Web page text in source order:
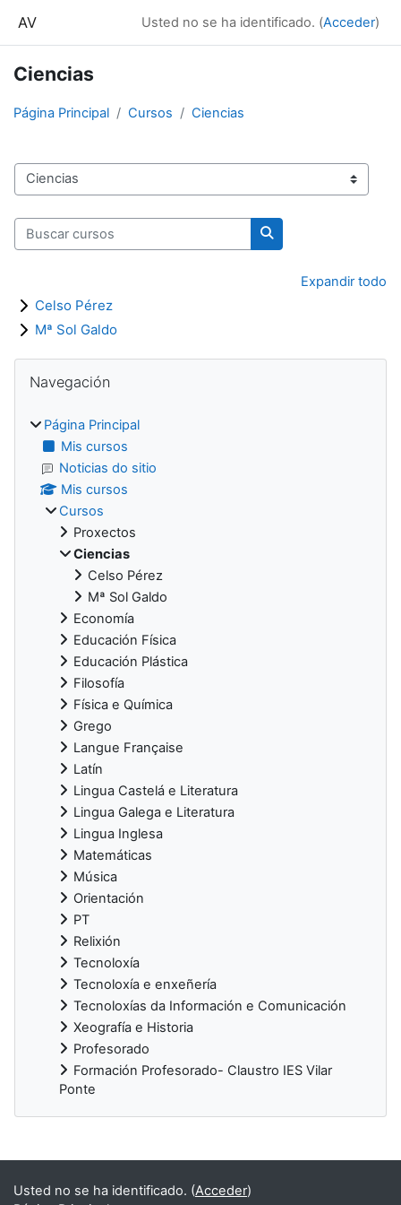
AV Usted no se ha identificado. (Acceder)
Ciencias
Página Principal Cursos Ciencias
Categorías
Buscar cursos
Buscar cursos
Expandir todo
Celso Pérez
Mª Sol Galdo
Bloques
Navegación
Página Principal
Mis cursos
Noticias do sitio
Mis cursos
Cursos
Proxectos
Ciencias
Celso Pérez
Mª Sol Galdo
Economía
Educación Física
Educación Plástica
Filosofía
Física e Química
Grego
Langue Française
Latín
Lingua Castelá e Literatura
Lingua Galega e Literatura
Lingua Inglesa
Matemáticas
Música
Orientación
PT
Relixión
Tecnoloxía
Tecnoloxía e enxeñería
Tecnoloxías da Información e Comunicación
Xeografía e Historia
Profesorado
Formación Profesorado- Claustro IES Vilar
Ponte
Supplementary blocks
Usted no se ha identificado. (Acceder)